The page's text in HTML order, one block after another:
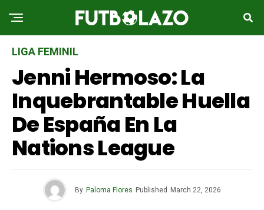
LIGA FEMINIL
Jenni Hermoso: La
Inquebrantable Huella
De España En La
Nations League
By Paloma Flores Published March 22, 2026